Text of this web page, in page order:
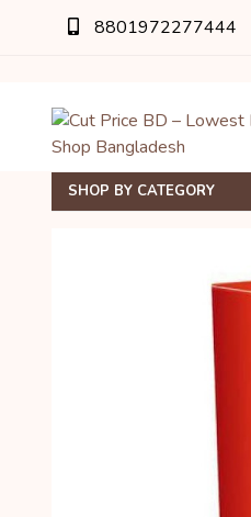
8801972277444
SHOP BY CATEGORY